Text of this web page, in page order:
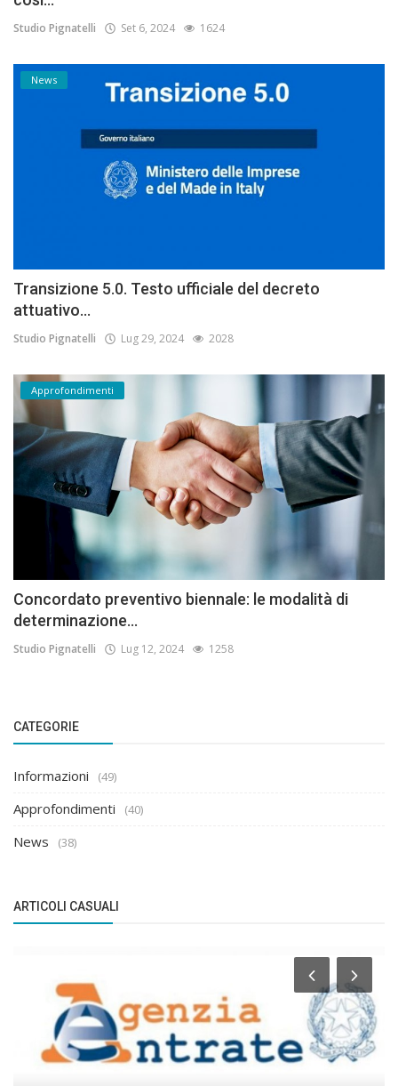
Studio Pignatelli Set 6, 2024 1624
News
Transizione 5.0. Testo ufficiale del decreto
attuativo...
Studio Pignatelli Lug 29, 2024 2028
Approfondimenti
Concordato preventivo biennale: le modalità di
determinazione...
Studio Pignatelli Lug 12, 2024 1258
CATEGORIE
Informazioni (49)
Approfondimenti (40)
News (38)
ARTICOLI CASUALI